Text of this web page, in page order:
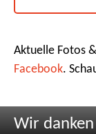
Aktuelle Fotos
Facebook.
Wir